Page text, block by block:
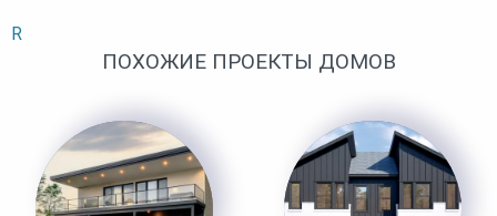
R
ПОХОЖИЕ ПРОЕКТЫ ДОМОВ